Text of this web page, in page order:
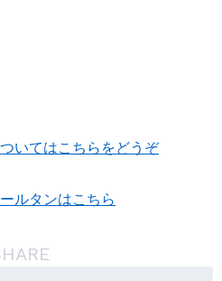
いてはこちらをどうぞ
ルタンはこちら